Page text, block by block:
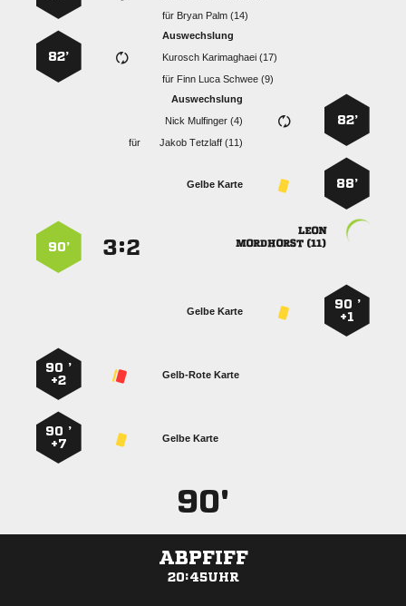
für   
Auswechslung
  
für    
82’
82’
Auswechslung
  
für
  
88’
Gelbe Karte

 
:
90’
90 ’
+1
Gelbe Karte
Gelb-Rote Karte
90 ’
+2
Gelbe Karte
90 ’
+7
90'
ABPFIFF
20:45UHR